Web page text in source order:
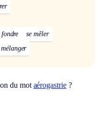
fondre
se mêler
mélanger
du mot aérogastrie?